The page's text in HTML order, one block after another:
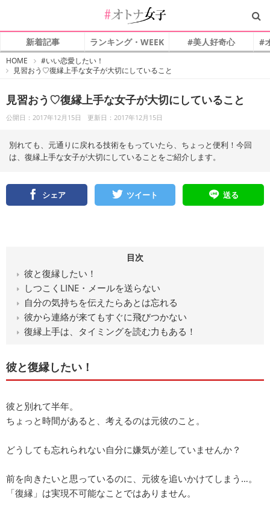
新着記事 ランキング・WEEK #美人好奇心 #
HOME
オ
ト
子
#いい恋愛したい！
見習おう♡復縁上手な女子が大切にしていること
見習おう♡復縁上手な女子が大切にしていること
公開日：2017年12月15日 更新日：2017年12月15日
別れても、元通りに戻れる技術をもっていたら、ちょっと便利！今回
は、復縁上手な女子が大切にしていることをご紹介します。
シェア ツイート 送る
目次
彼と復縁したい！
しつこくLINE・メールを送らない
自分の気持ちを伝えたらあとは忘れる
彼から連絡が来てもすぐに飛びつかない
復縁上手は、タイミングを読む力もある！
彼と復縁したい！
彼と別れて半年。
ちょっと時間があると、考えるのは元彼のこと。
どうしても忘れられない自分に嫌気が差していませんか？
前を向きたいと思っているのに、元彼を追いかけてしまう…。
「復縁」は実現不可能なことではありません。